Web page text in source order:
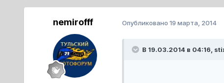
nemirofff Опубликовано 19 марта, 2014
В 19.03.2014 в 04:16,